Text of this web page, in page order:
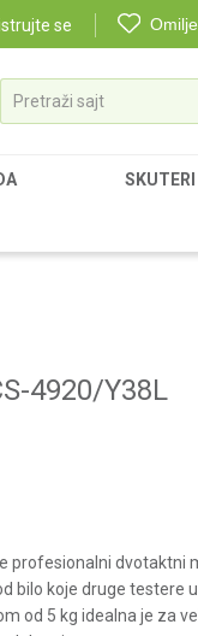
se
Pretraži sajt
4920/Y38L
profesionalni dvotaktni
bilo koje druge testere
od 5 kg idealna je za